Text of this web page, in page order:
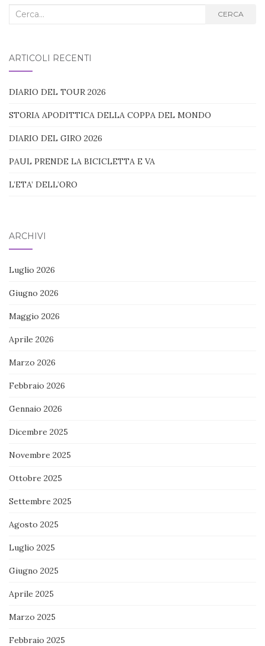
Cerca
CERCA
ARTICOLI RECENTI
DIARIO DEL TOUR 2026
STORIA APODITTICA DELLA COPPA DEL MONDO
DIARIO DEL GIRO 2026
PAUL PRENDE LA BICICLETTA E VA
L’ETA’ DELL’ORO
ARCHIVI
Luglio 2026
Giugno 2026
Maggio 2026
Aprile 2026
Marzo 2026
Febbraio 2026
Gennaio 2026
Dicembre 2025
Novembre 2025
Ottobre 2025
Settembre 2025
Agosto 2025
Luglio 2025
Giugno 2025
Aprile 2025
Marzo 2025
Febbraio 2025